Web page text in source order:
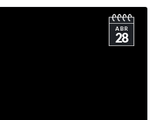
ABR
28